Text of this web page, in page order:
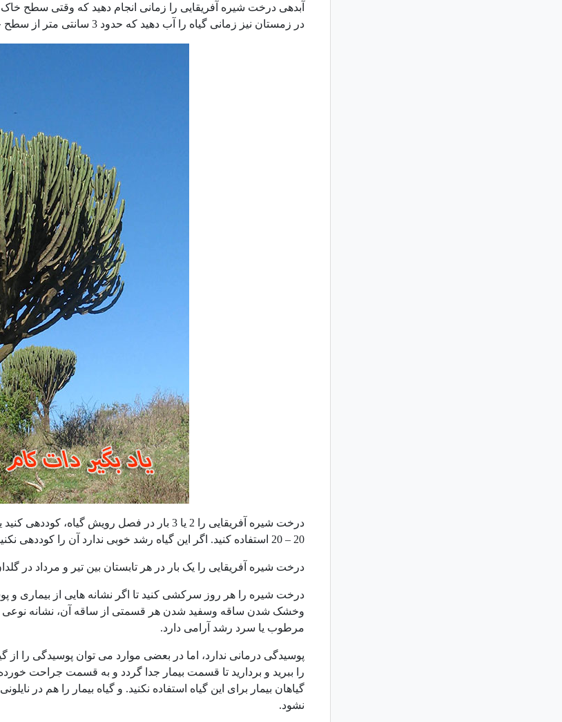
آبدهی درخت شیره آفریقایی را زمانی انجام دهید که وقتی سطح
در زمستان نیز زمانی گیاه را آب دهید که حدود 3 سانتی متر از سطح خاک، خشک باشد.
20 – 20 استفاده کنید. اگر این گیاه رشد خوبی ندارد آن را کوددهی نکنید.
درخت شیره آفریقایی را یک بار در هر تابستان بین تیر و مرداد در
درخت شیره را هر روز سرکشی کنید تا اگر نشانه هایی از بیماری
وخشک شدن ساقه وسفید شدن هر قسمتی از ساقه آن، نشانه
مرطوب یا سرد رشد آرامی دارد.
پوسیدگی درمانی ندارد، اما در بعضی موارد می توان پوسیدگی را
را ببرید و بردارید تا قسمت بیمار جدا گردد و به قسمت جراحت
گیاهان بیمار برای این گیاه استفاده نکنید. و گیاه بیمار را هم در
نشود.